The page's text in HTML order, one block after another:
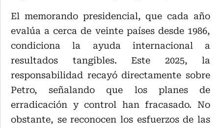
El memorando presidencial, que cada año
evalúa a cerca de veinte países desde 1986,
condiciona la ayuda internacional a
resultados tangibles. Este 2025, la
responsabilidad recayó directamente sobre
Petro, señalando que los planes de
erradicación y control han fracasado. No
obstante, se reconocen los esfuerzos de las